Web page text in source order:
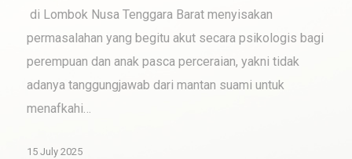
di Lombok Nusa Tenggara Barat menyisakan
permasalahan yang begitu akut secara psikologis bagi
perempuan dan anak pasca perceraian, yakni tidak
adanya tanggungjawab dari mantan suami untuk
menafkahi…
15 July 2025